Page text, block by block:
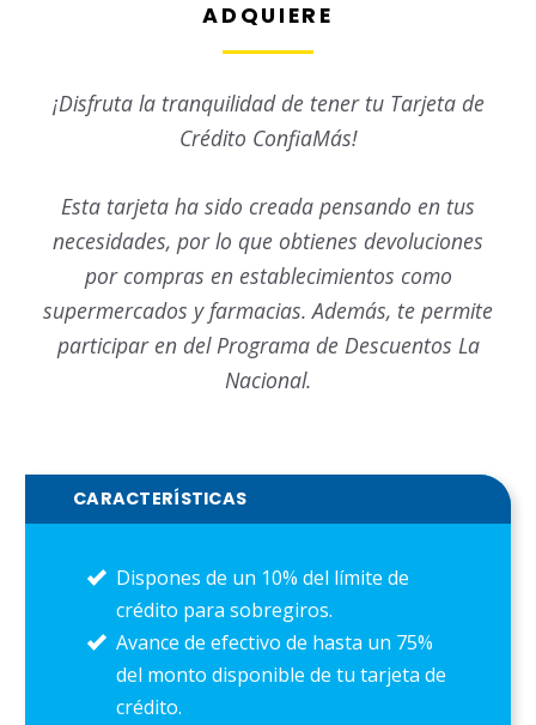
ADQUIERE
¡Disfruta la tranquilidad de tener tu Tarjeta de
Crédito ConfiaMás!
Esta tarjeta ha sido creada pensando en tus
necesidades, por lo que obtienes devoluciones
por compras en establecimientos como
supermercados y farmacias. Además, te permite
participar en del Programa de Descuentos La
Nacional.
CARACTERÍSTICAS
Dispones de un 10% del límite de
crédito para sobregiros.
Avance de efectivo de hasta un 75%
del monto disponible de tu tarjeta de
crédito.